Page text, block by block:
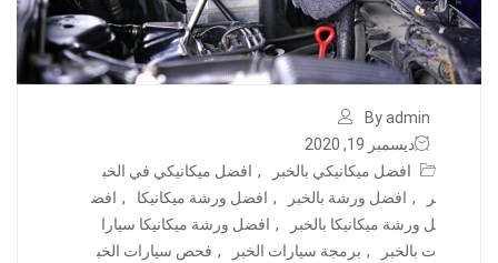
By admin
ديسمبر 19, 2020
افضل ميكانيكي بالخبر
, افضل ميكانيكي في الخب
ر
, افضل ورشة بالخبر , افضل ورشة ميكانيكا , افض
ل ورشة ميكانيكا بالخبر
, افضل ورشة ميكانيكا سيارا
ت بالخبر
, برمجة سيارات الخبر , فحص سيارات الخب